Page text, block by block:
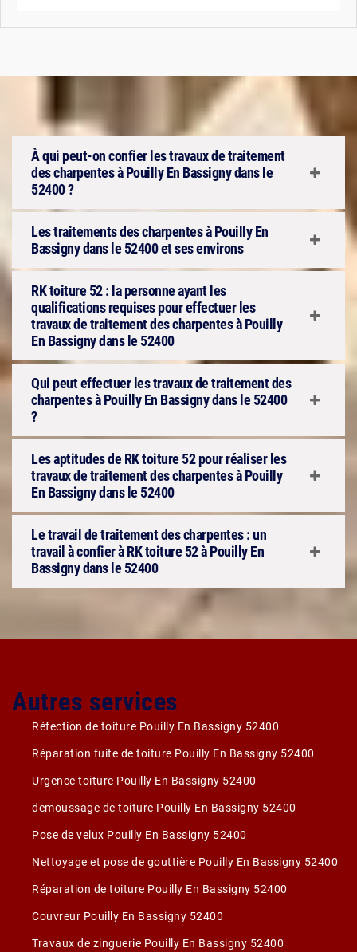
À qui peut-on confier les travaux de traitement
des charpentes à Pouilly En Bassigny dans le
52400 ?
Les traitements des charpentes à Pouilly En
Bassigny dans le 52400 et ses environs
RK toiture 52 : la personne ayant les
qualifications requises pour effectuer les
travaux de traitement des charpentes à Pouilly
En Bassigny dans le 52400
Qui peut effectuer les travaux de traitement des
charpentes à Pouilly En Bassigny dans le 52400
?
Les aptitudes de RK toiture 52 pour réaliser les
travaux de traitement des charpentes à Pouilly
En Bassigny dans le 52400
Le travail de traitement des charpentes : un
travail à confier à RK toiture 52 à Pouilly En
Bassigny dans le 52400
Autres services
Réfection de toiture Pouilly En Bassigny 52400
Réparation fuite de toiture Pouilly En Bassigny 52400
Urgence toiture Pouilly En Bassigny 52400
demoussage de toiture Pouilly En Bassigny 52400
Pose de velux Pouilly En Bassigny 52400
Nettoyage et pose de gouttière Pouilly En Bassigny 52400
Réparation de toiture Pouilly En Bassigny 52400
Couvreur Pouilly En Bassigny 52400
Travaux de zinguerie Pouilly En Bassigny 52400